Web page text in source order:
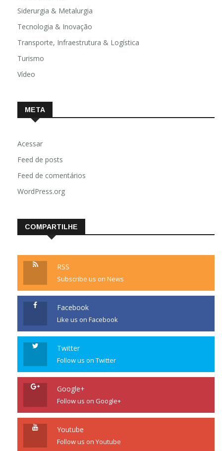
Siderurgia & Metalurgia
Tecnologia & Inovação
Transporte, Infraestrutura & Logística
Turismo
Vídeo
META
Acessar
Feed de posts
Feed de comentários
WordPress.org
COMPARTILHE
RSS
Subscribe us on News
Facebook
Like us on Facebook
Twitter
Follow us on Twitter
Google+
Follow us on Google+
Youtube
Follow us on Youtube